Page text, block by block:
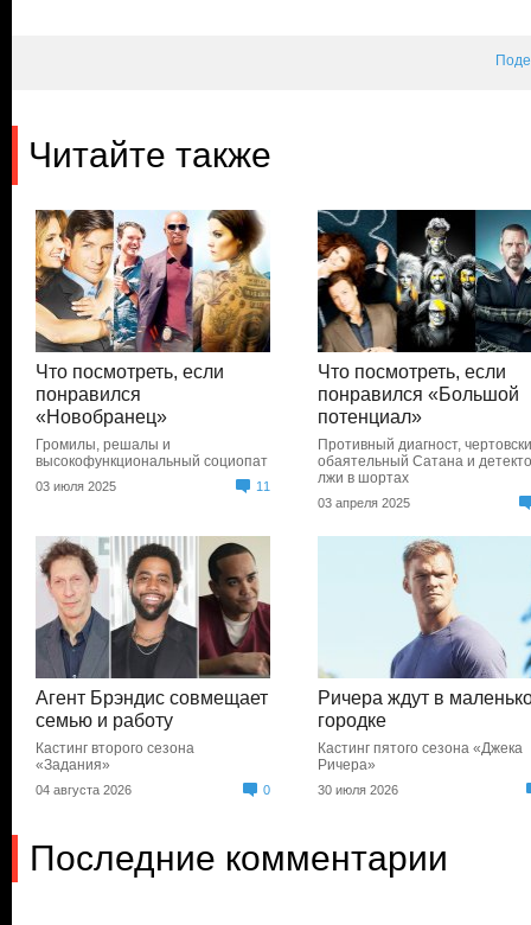
Читайте также
Что посмотреть, если
понравился
«Новобранец»
Громилы, решалы и
высокофункциональный социопат
03 июля 2025 11
Что посмотреть, если
понравился «Большой
потенциал»
Противный диагност,
обаятельный Сатана и
лжи в шортах
03 апреля 2025
Агент Брэндис совмещает
семью и работу
Кастинг второго сезона
«Задания»
04 августа 2026 0
Ричера ждут в
городке
Кастинг пятого сезона «Джека
Ричера»
30 июля 2026
Последние комментарии